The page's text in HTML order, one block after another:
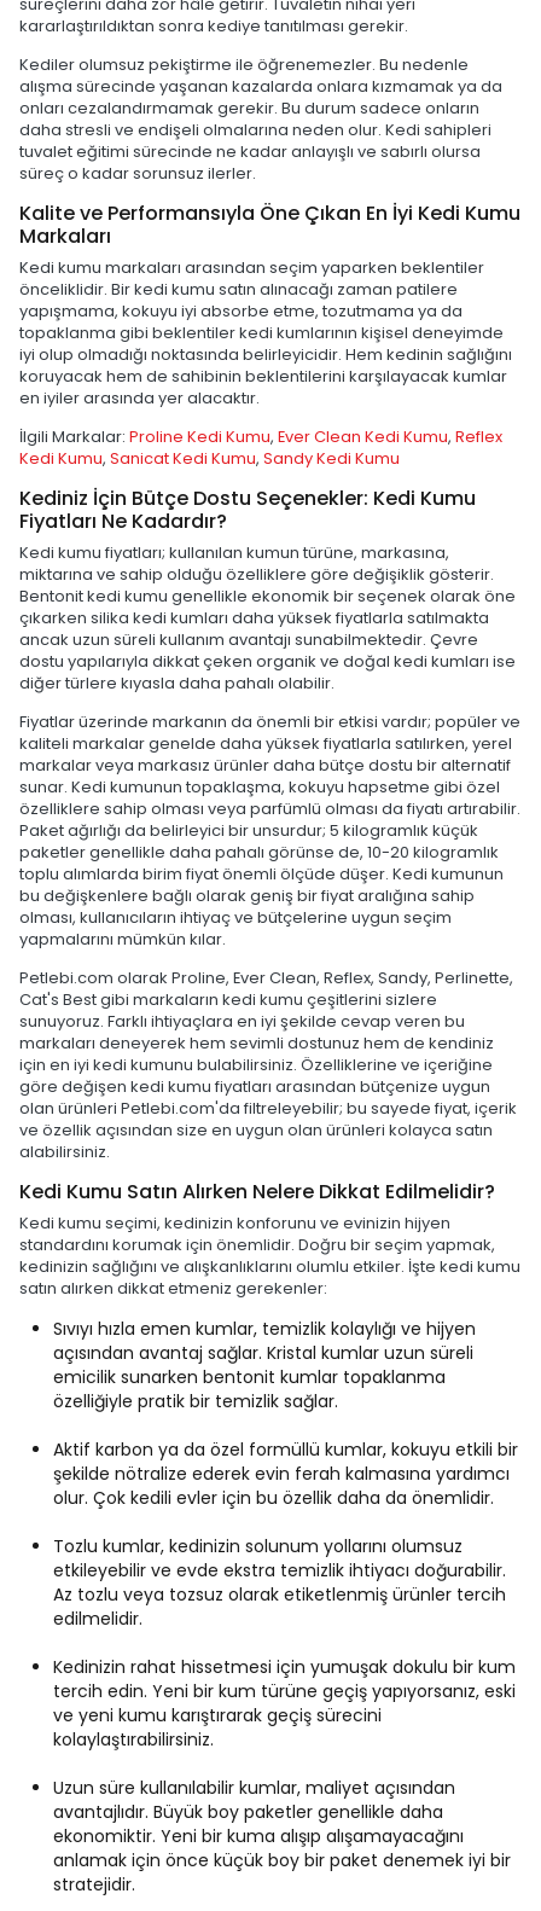
kararlaştırıldıktan sonra kediye tanıtılması gerekir.
Kediler olumsuz pekiştirme ile öğrenemezler. Bu nedenle
alışma sürecinde yaşanan kazalarda onlara kızmamak ya da
onları cezalandırmamak gerekir. Bu durum sadece onların
daha stresli ve endişeli olmalarına neden olur. Kedi sahipleri
tuvalet eğitimi sürecinde ne kadar anlayışlı ve sabırlı olursa
süreç o kadar sorunsuz ilerler.
Kalite ve Performansıyla Öne Çıkan En İyi Kedi Kumu
Markaları
Kedi kumu markaları arasından seçim yaparken beklentiler
önceliklidir. Bir kedi kumu satın alınacağı zaman patilere
yapışmama, kokuyu iyi absorbe etme, tozutmama ya da
topaklanma gibi beklentiler kedi kumlarının kişisel deneyimde
iyi olup olmadığı noktasında belirleyicidir. Hem kedinin sağlığını
koruyacak hem de sahibinin beklentilerini karşılayacak kumlar
en iyiler arasında yer alacaktır.
İlgili Markalar: Proline Kedi Kumu, Ever Clean Kedi Kumu, Reflex
Kedi Kumu, Sanicat Kedi Kumu, Sandy Kedi Kumu
Kediniz İçin Bütçe Dostu Seçenekler: Kedi Kumu
Fiyatları Ne Kadardır?
Kedi kumu fiyatları; kullanılan kumun türüne, markasına,
miktarına ve sahip olduğu özelliklere göre değişiklik gösterir.
Bentonit kedi kumu genellikle ekonomik bir seçenek olarak öne
çıkarken silika kedi kumları daha yüksek fiyatlarla satılmakta
ancak uzun süreli kullanım avantajı sunabilmektedir. Çevre
dostu yapılarıyla dikkat çeken organik ve doğal kedi kumları ise
diğer türlere kıyasla daha pahalı olabilir.
Fiyatlar üzerinde markanın da önemli bir etkisi vardır; popüler ve
kaliteli markalar genelde daha yüksek fiyatlarla satılırken, yerel
markalar veya markasız ürünler daha bütçe dostu bir alternatif
sunar. Kedi kumunun topaklaşma, kokuyu hapsetme gibi özel
özelliklere sahip olması veya parfümlü olması da fiyatı artırabilir.
Paket ağırlığı da belirleyici bir unsurdur; 5 kilogramlık küçük
paketler genellikle daha pahalı görünse de, 10-20 kilogramlık
toplu alımlarda birim fiyat önemli ölçüde düşer. Kedi kumunun
bu değişkenlere bağlı olarak geniş bir fiyat aralığına sahip
olması, kullanıcıların ihtiyaç ve bütçelerine uygun seçim
yapmalarını mümkün kılar.
Petlebi.com olarak Proline, Ever Clean, Reflex, Sandy, Perlinette,
Cat's Best gibi markaların kedi kumu çeşitlerini sizlere
sunuyoruz. Farklı ihtiyaçlara en iyi şekilde cevap veren bu
markaları deneyerek hem sevimli dostunuz hem de kendiniz
için en iyi kedi kumunu bulabilirsiniz. Özelliklerine ve içeriğine
göre değişen kedi kumu fiyatları arasından bütçenize uygun
olan ürünleri Petlebi.com'da filtreleyebilir; bu sayede fiyat, içerik
ve özellik açısından size en uygun olan ürünleri kolayca satın
alabilirsiniz.
Kedi Kumu Satın Alırken Nelere Dikkat Edilmelidir?
Kedi kumu seçimi, kedinizin konforunu ve evinizin hijyen
standardını korumak için önemlidir. Doğru bir seçim yapmak,
kedinizin sağlığını ve alışkanlıklarını olumlu etkiler. İşte kedi kumu
satın alırken dikkat etmeniz gerekenler:
Sıvıyı hızla emen kumlar, temizlik kolaylığı ve hijyen
açısından avantaj sağlar. Kristal kumlar uzun süreli
emicilik sunarken bentonit kumlar topaklanma
özelliğiyle pratik bir temizlik sağlar.
Aktif karbon ya da özel formüllü kumlar, kokuyu etkili bir
şekilde nötralize ederek evin ferah kalmasına yardımcı
olur. Çok kedili evler için bu özellik daha da önemlidir.
Tozlu kumlar, kedinizin solunum yollarını olumsuz
etkileyebilir ve evde ekstra temizlik ihtiyacı doğurabilir.
Az tozlu veya tozsuz olarak etiketlenmiş ürünler tercih
edilmelidir.
Kedinizin rahat hissetmesi için yumuşak dokulu bir kum
tercih edin. Yeni bir kum türüne geçiş yapıyorsanız, eski
ve yeni kumu karıştırarak geçiş sürecini
kolaylaştırabilirsiniz.
Uzun süre kullanılabilir kumlar, maliyet açısından
avantajlıdır. Büyük boy paketler genellikle daha
ekonomiktir. Yeni bir kuma alışıp alışamayacağını
anlamak için önce küçük boy bir paket denemek iyi bir
stratejidir.